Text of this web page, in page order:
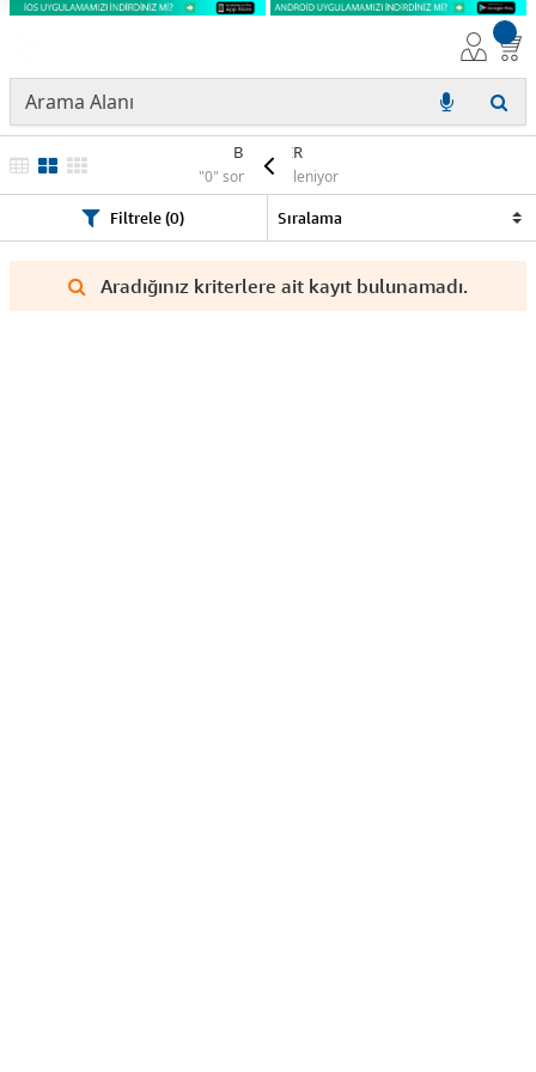
BROTHER
"0" sonuç listeleniyor
Filtrele (0)
Aradığınız kriterlere ait kayıt bulunamadı.